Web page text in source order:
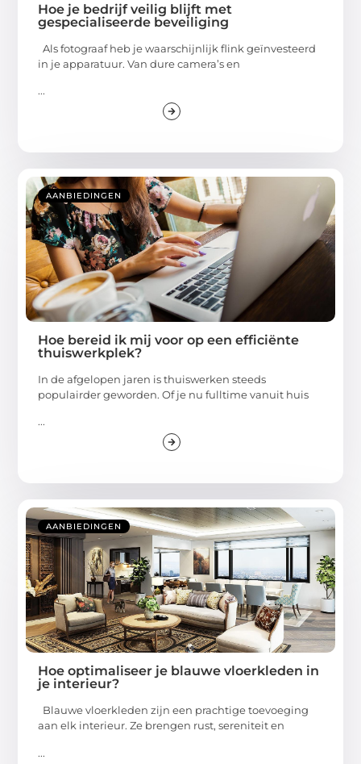
Hoe je bedrijf veilig blijft met
gespecialiseerde beveiliging
Als fotograaf heb je waarschijnlijk flink geïnvesteerd
in je apparatuur. Van dure camera’s en
...
AANBIEDINGEN
Hoe bereid ik mij voor op een efficiënte
thuiswerkplek?
In de afgelopen jaren is thuiswerken steeds
populairder geworden. Of je nu fulltime vanuit huis
...
AANBIEDINGEN
Hoe optimaliseer je blauwe vloerkleden in
je interieur?
Blauwe vloerkleden zijn een prachtige toevoeging
aan elk interieur. Ze brengen rust, sereniteit en
...